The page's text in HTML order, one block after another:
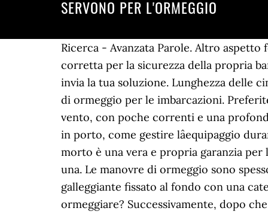
SERVONO PER L'ORMEGGIO
Ricerca - Avanzata Parole. Altro
corretta per la sicurezza della propria
invia la tua soluzione. Lunghezza delle
di ormeggio per le imbarcazioni.
vento, con poche correnti e una
in porto, come gestire lâequipaggio
morto è una vera e propria garanzia
una. Le manovre di ormeggio sono
galleggiante fissato al fondo con una
ormeggiare? Successivamente, dopo